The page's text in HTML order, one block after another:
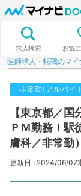
求人検索 お気
医師求人・転職のマ
非常勤(アルバイ
【東京都／
ＰＭ勤務！駅
膚科／非常勤）
更新日 : 2024/06/07